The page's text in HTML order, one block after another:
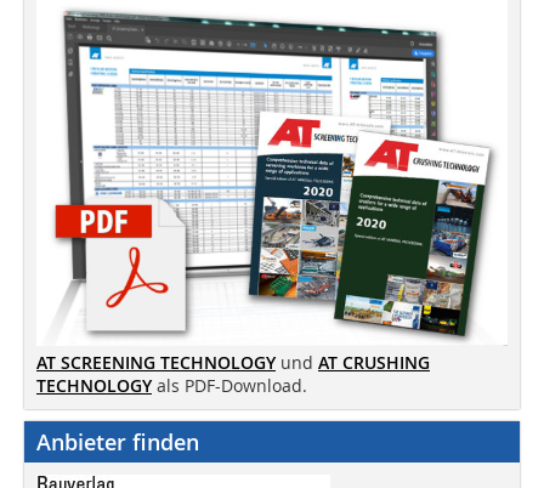
AT SCREENING TECHNOLOGY und AT CRUSHING
TECHNOLOGY als PDF-Download.
Anbieter finden